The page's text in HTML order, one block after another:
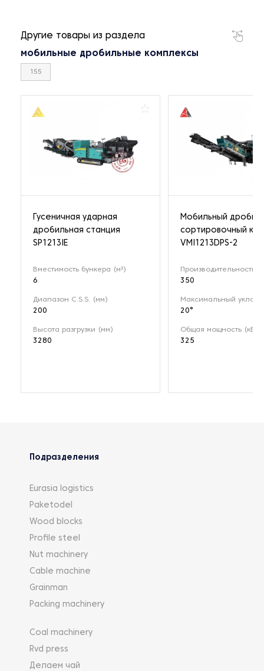
Другие товары из раздела
мобильные дробильные комплексы
155
Гусеничная ударная
дробильная станция
SP1213IE
Вместимость бункера (м³)
6
Диапазон C.S.S. (мм)
200
Высота разгрузки (мм)
3280
Мобильный
сортировочный
VMI1213DPS-2
Производительность
350
Максимальный уклон
20°
Общая мощность (кВт)
325
Подразделения
Eurasia logistics
Paketodel
Wood blocks
Profile steel
Nut machinery
Cable machine
Grainman
Packing machinery
Coal machinery
Rvd press
Делаем чай